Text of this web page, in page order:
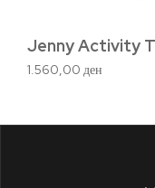
Jenny Activity
1.560,00 ден